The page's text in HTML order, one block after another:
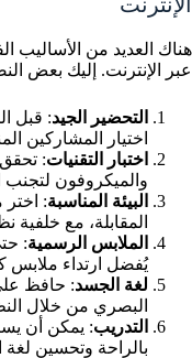
هناك العديد من الأساليب
عبر الإنترنت. إليك بعض
التحضير الجيد: قبل
اختيار المشاركين
اختبار التقنيات: تحقق
والميكروفون لتجنب
البيئة المناسبة: اختر
المقابلة، مع خلفية
الملابس الرسمية:
يُفضل ارتداء
لغة الجسد: حافظ
البصري من خلال
التدريب: يمكن أن
بالراحة وتحسين لغة